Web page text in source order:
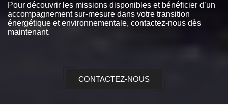
Pour découvrir les missions disponibles et bénéficier d’un
accompagnement sur-mesure dans votre transition
énergétique et environnementale, contactez-nous dès
maintenant.
CONTACTEZ-NOUS